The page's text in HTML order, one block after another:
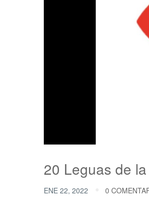
20 Leguas de
ENE 22, 2022 0